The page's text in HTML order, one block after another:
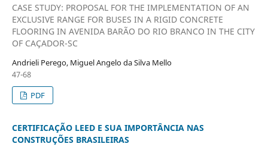
CASE STUDY: PROPOSAL FOR THE IMPLEMENTATION OF AN
EXCLUSIVE RANGE FOR BUSES IN A RIGID CONCRETE
FLOORING IN AVENIDA BARÃO DO RIO BRANCO IN THE CITY
OF CAÇADOR-SC
Andrieli Perego, Miguel Angelo da Silva Mello
47-68
PDF
CERTIFICAÇÃO LEED E SUA IMPORTÂNCIA NAS
CONSTRUÇÕES BRASILEIRAS